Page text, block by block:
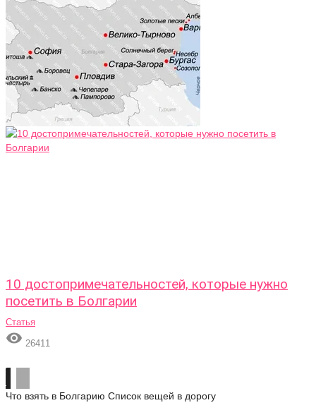
10 достопримечательностей, которые нужно
посетить в Болгарии
Статья
 26411
Что взять в Болгарию Список вещей в дорогу